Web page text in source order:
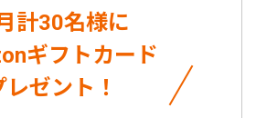
計30名様に
ギフトカード
レゼント！